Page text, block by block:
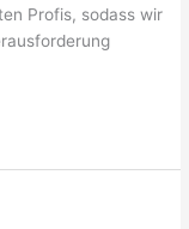
Profis, sodass wir